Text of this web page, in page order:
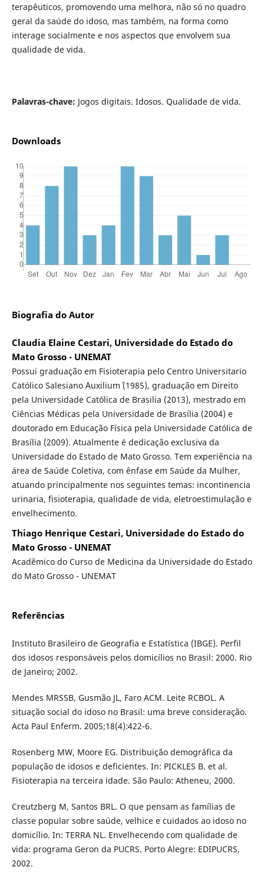
terapêuticos, promovendo uma melhora, não só no quadro
geral da saúde do idoso, mas também, na forma como
interage socialmente e nos aspectos que envolvem sua
qualidade de vida.
Palavras-chave: Jogos digitais. Idosos. Qualidade de vida.
Downloads
Biografia do Autor
Claudia Elaine Cestari, Universidade do Estado do
Mato Grosso - UNEMAT
Possui graduação em Fisioterapia pelo Centro Universitario
Católico Salesiano ´Auxilium´ (1985), graduação em Direito
pela Universidade Católica de Brasilia (2013), mestrado em
Ciências Médicas pela Universidade de Brasília (2004) e
doutorado em Educação Física pela Universidade Católica de
Brasília (2009). Atualmente é dedicação exclusiva da
Universidade do Estado de Mato Grosso. Tem experiência na
área de Saúde Coletiva, com ênfase em Saúde da Mulher,
atuando principalmente nos seguintes temas: incontinencia
urinaria, fisioterapia, qualidade de vida, eletroestimulação e
envelhecimento.
Thiago Henrique Cestari, Universidade do Estado do
Mato Grosso - UNEMAT
Acadêmico do Curso de Medicina da Universidade do Estado
do Mato Grosso - UNEMAT
Referências
Instituto Brasileiro de Geografia e Estatística (IBGE). Perfil
dos idosos responsáveis pelos domicílios no Brasil: 2000. Rio
de Janeiro; 2002.
Mendes MRSSB, Gusmão JL, Faro ACM. Leite RCBOL. A
situação social do idoso no Brasil: uma breve consideração.
Acta Paul Enferm. 2005;18(4):422-6.
Rosenberg MW, Moore EG. Distribuição demográfica da
população de idosos e deficientes. In: PICKLES B. et al.
Fisioterapia na terceira idade. São Paulo: Atheneu, 2000.
Creutzberg M, Santos BRL. O que pensam as famílias de
classe popular sobre saúde, velhice e cuidados ao idoso no
domicílio. In: TERRA NL. Envelhecendo com qualidade de
vida: programa Geron da PUCRS. Porto Alegre: EDIPUCRS,
2002.